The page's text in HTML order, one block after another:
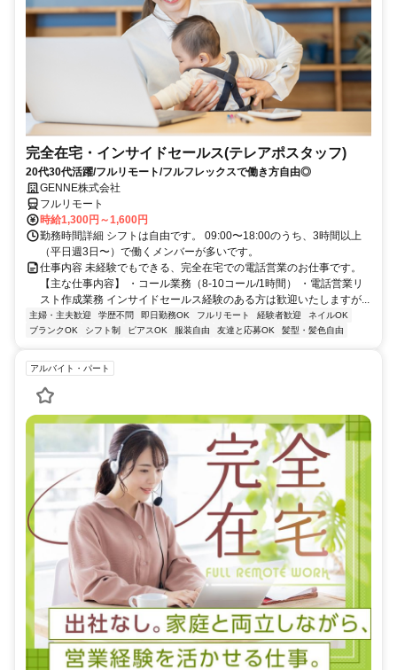
完全在宅・インサイドセールス(テレアポスタッフ)
20代30代活躍/フルリモート/フルフレックスで働き方自由◎
GENNE株式会社
フルリモート
時給1,300円～1,600円
勤務時間詳細 シフトは自由です。 09:00〜18:00のうち、3時間以上
（平日週3日〜）で働くメンバーが多いです。
仕事内容 未経験でもできる、完全在宅での電話営業のお仕事です。
【主な仕事内容】 ・コール業務（8-10コール/1時間） ・電話営業リ
スト作成業務 インサイドセールス経験のある方は歓迎いたしますが...
主婦・主夫歓迎 学歴不問 即日勤務OK フルリモート 経験者歓迎
ネイルOK
ブランクOK
シフト制 ピアスOK 服装自由 友達と応募OK 髪型・髪色自由
アルバイト・パート